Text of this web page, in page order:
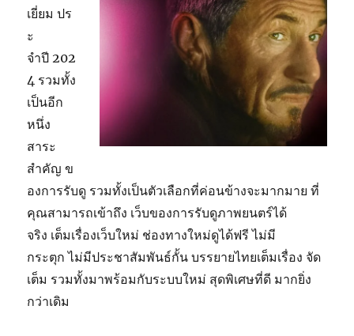
เยี่ยม ปร
ะ
จำปี 202
4 รวมทั้ง
เป็นอีก
หนึ่ง
สาระ
สำคัญ ข
องการรับดู รวมทั้งเป็นตัวเลือกที่ค่อนข้างจะมากมาย ที่
คุณสามารถเข้าถึง เว็บของการรับดูภาพยนตร์ได้
จริง เต็มเรื่องเว็บใหม่ ช่องทางใหม่ดูได้ฟรี ไม่มี
กระตุก ไม่มีประชาสัมพันธ์กั้น บรรยายไทยเต็มเรื่อง จัด
เต็ม รวมทั้งมาพร้อมกับระบบใหม่ สุดพิเศษที่ดี มากยิ่ง
กว่าเดิม